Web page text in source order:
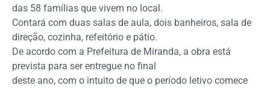
das 58 famílias que vivem no local.
Contará com duas salas de aula, dois banheiros, sala de
direção, cozinha, refeitório e pátio.
De acordo com a Prefeitura de Miranda, a obra está
prevista para ser entregue no final
deste ano, com o intuito de que o período letivo comece